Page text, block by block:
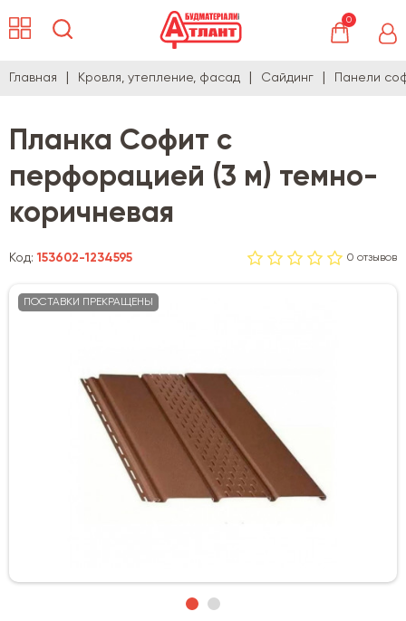
0
Главная Кровля, утепление, фасад Сайдинг Панели
Планка Софит с
перфорацией (3 м) темно-
коричневая
Код:153602-1234595 0 отзывов
ПОСТАВКИ ПРЕКРАЩЕНЫ